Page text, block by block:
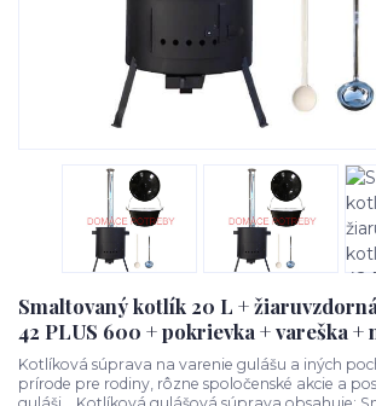
Smaltovaný kotlík 20 L +
42 PLUS 600 + pokrievka + vareška +
Kotlíková súprava na varenie gulášu a iných
prírode pre rodiny, rôzne spoločenské akcie a